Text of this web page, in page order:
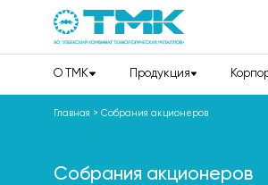
О TMK Продукция
Главная > Собрания акционеров
Собрания акционеров